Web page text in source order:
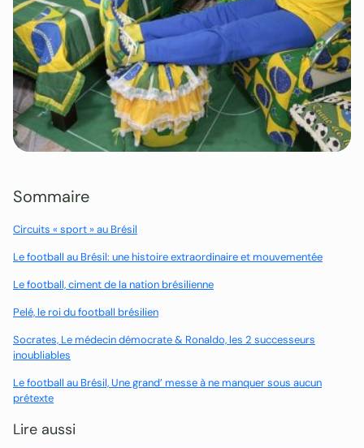
Sommaire
Circuits « sport » au Brésil
Le football au Brésil: une histoire extraordinaire et mouvementée
Le football, ciment de la nation brésilienne
Pelé, le roi du football brésilien
Socrates, Le médecin démocrate & Ronaldo, les 2 successeurs
inoubliables
Le football au Brésil, Une grand’ messe à ne manquer sous aucun
prétexte
Lire aussi